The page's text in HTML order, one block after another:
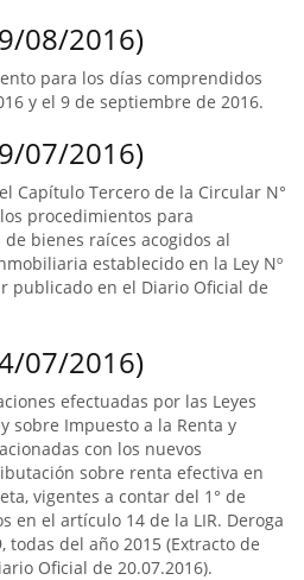
08/2016)
para los días comprendidos
y el 9 de septiembre de 2016.
07/2016)
Capítulo Tercero de la Circular N°
procedimientos para
bienes raíces acogidos al
establecido en la Ley Nº
publicado en el Diario Oficial de
07/2016)
efectuadas por las Leyes
sobre Impuesto a la Renta y
con los nuevos
sobre renta efectiva en
vigentes a contar del 1° de
en el artículo 14 de la LIR. Deroga
todas del año 2015 (Extracto de
Oficial de 20.07.2016).